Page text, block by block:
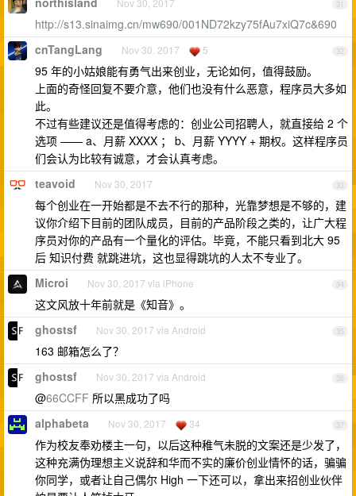
31
Nov 30, 2017
http://s13.sinaimg.cn/mw690/001ND72kzy75fAu7xiQ7c&690
32
cnTangLang Nov 30, 2017 5
95 年的小姑娘能有勇气出来创业，无论如何，值得鼓励。
上面的奇怪回复不要介意，他们也没有什么恶意，程序员大多如
此。
不过有些建议还是值得考虑的：创业公司招聘人，就直接给 2 个
选项 —— a、月薪 XXXX ； b、月薪 YYYY + 期权。这样程序员
们会认为比较有诚意，才会认真考虑。
33
teavoid Nov 30, 2017
每个创业在一开始都是不去不行的那种，光靠梦想是不够的，建
议你介绍下目前的团队成员，目前的产品阶段之类的，让广大程
序员对你的产品有一个量化的评估。毕竟，不能只看到北大 95
后 知识付费 就跳进坑，这也显得跳坑的人太不专业了。
34
Microi Nov 30, 2017 via iPhone
这文风放十年前就是《知音》。
35
ghostsf Nov 30, 2017 via Android
163 邮箱怎么了？
36
ghostsf Nov 30, 2017 via Android
@66CCFF 所以黑成功了吗
37
alphabeta Nov 30, 2017 34
作为校友奉劝楼主一句，以后这种稚气未脱的文案还是少发了，
这种充满伪理想主义说辞和华而不实的廉价创业情怀的话，骗骗
你同学，或者让自己偶尔 High 一下还可以，拿出来招创业伙伴